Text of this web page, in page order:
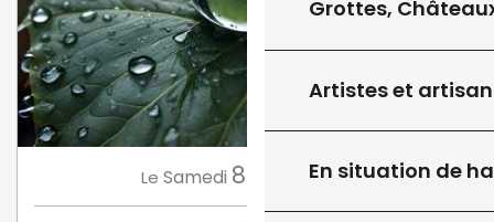
Grottes,
Artistes et
En situation de
Le Samedi 8 à 15:45